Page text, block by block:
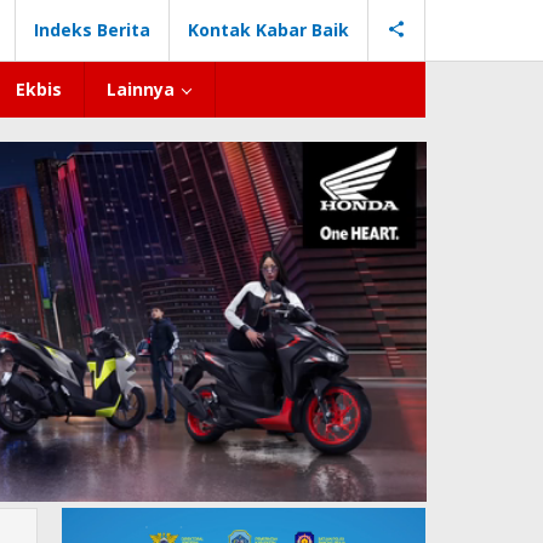
Indeks Berita Kontak Kabar Baik
Ekbis Lainnya